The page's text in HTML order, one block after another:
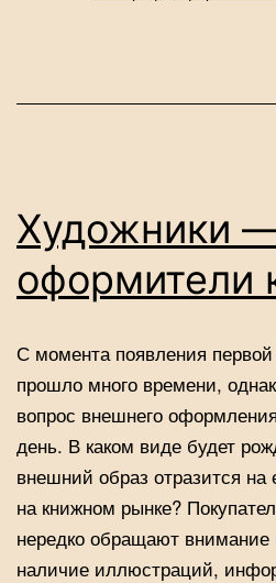
Художники
оформители
С момента появления первой
прошло много времени,
вопрос внешнего
день. В каком виде будет
внешний образ отразится на
на книжном рынке?
нередко обращают внимание
наличие иллюстраций,